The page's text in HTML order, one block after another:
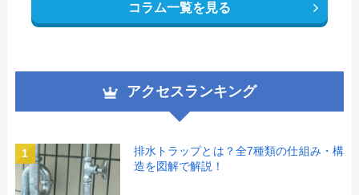
コラム一覧を見る
アクセスランキング
1
排水トラップとは？全7種類の仕組み・構
造を図解で解説！